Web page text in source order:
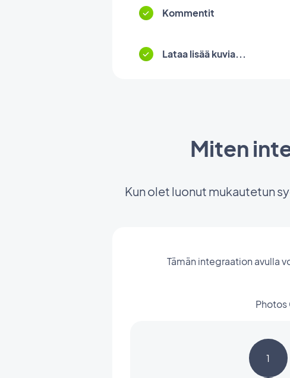
Kommentit
Lataa lisää kuvia...
Miten
Kun olet luonut mukautetun
Tämän integraation avulla
Photos
1